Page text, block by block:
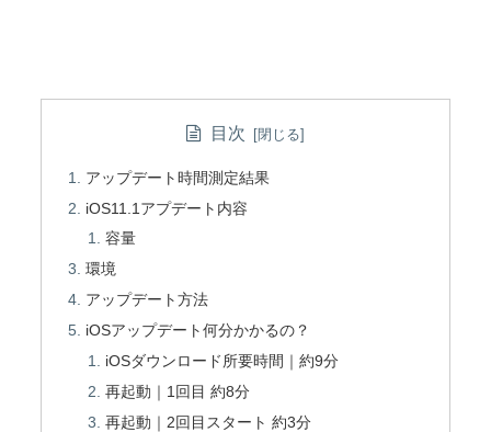
目次
アップデート時間測定結果
iOS11.1アプデート内容
容量
環境
アップデート方法
iOSアップデート何分かかるの？
iOSダウンロード所要時間｜約9分
再起動｜1回目 約8分
再起動｜2回目スタート 約3分